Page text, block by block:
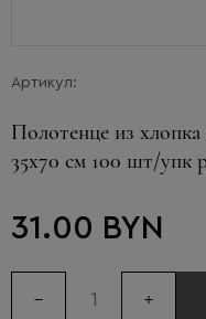
Артикул:
Полотенце из
35х70 см 100 шт/упк
31.00 BYN